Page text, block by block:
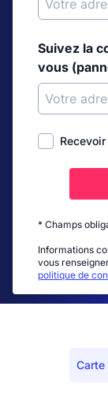
Suivez la
vous
* Champs
Informations
vous
politique de